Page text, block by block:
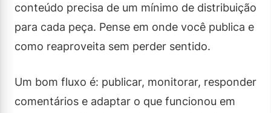
conteúdo precisa de um mínimo de distribuição
para cada peça. Pense em onde você publica e
como reaproveita sem perder sentido.
Um bom fluxo é: publicar, monitorar, responder
comentários e adaptar o que funcionou em